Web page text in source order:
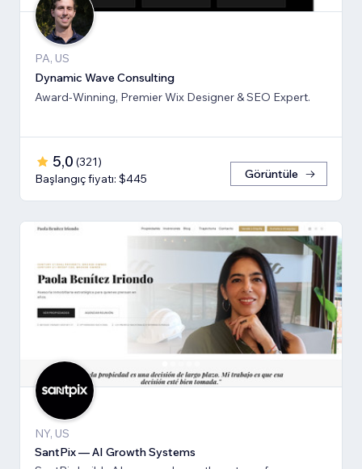
PA, US
Dynamic Wave Consulting
Award-Winning, Premier Wix Designer & SEO Expert.
5,0 (321)
Başlangıç fiyatı: $445
Görüntüle
NY, US
SantPix — AI Growth Systems